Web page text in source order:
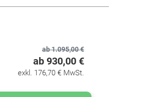
ab 1.095,00 €
ab 930,00 €
exkl. 176,70 € MwSt.